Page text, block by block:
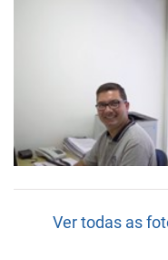
Ver todas as